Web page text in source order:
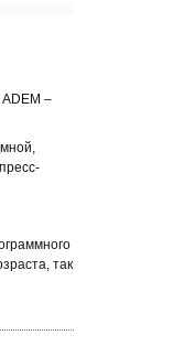
–
так